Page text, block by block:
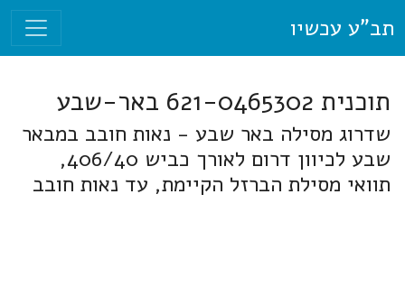
תב"ע עכשיו
תוכנית 621-0465302 באר-שבע
שדרוג מסילה באר שבע - נאות חובב במבאר
שבע לכיוון דרום לאורך כביש 406/40,
תוואי מסילת הברזל הקיימת, עד נאות חובב